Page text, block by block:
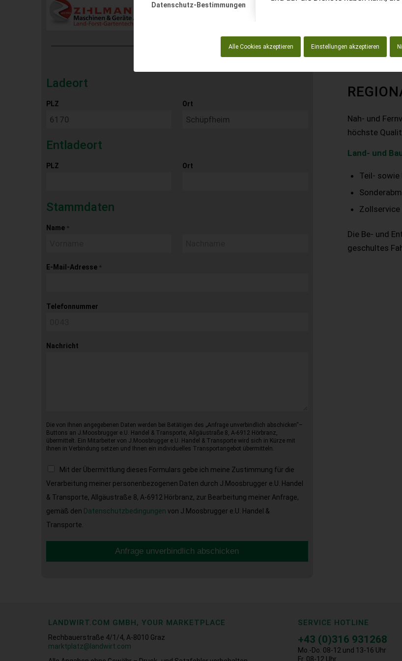
Datenschutz-Bestimmungen
Alle Cookies akzeptieren Einstellungen akzeptieren
Ladeort
PLZ Ort
Entladeort
PLZ Ort
Stammdaten
Name *
E-Mail-Adresse *
Telefonnummer
Nachricht
Die von Ihnen angegebenen Daten werden bei Betätigen des „Anfrage unverbindlich abschicken“–
Buttons an J.Moosbrugger e.U. Handel & Transporte, Allgäustraße 8, A-6912 Hörbranz,
übermittelt. Ein Mitarbeiter von J.Moosbrugger e.U. Handel & Transporte wird sich in Kürze mit
Ihnen in Verbindung setzen und Ihnen ein individuelles Transportangebot übermitteln.
Mit der Übermittlung dieses Formulars gebe ich meine Zustimmung für die
Verarbeitung meiner personenbezogenen Daten durch J.Moosbrugger e.U. Handel
& Transporte, Allgäustraße 8, A-6912 Hörbranz, zur Bearbeitung meiner Anfrage,
gemäß den Datenschutzbedingungen von J.Moosbrugger e.U. Handel &
Transporte.
Anfrage unverbindlich abschicken
Nah- und
höchste
Land- und
Teil-
Zollservice
Die Be- und
geschultes
LANDWIRT.COM GMBH, YOUR MARKETPLACE
Rechbauerstraße 4/1/4, A-8010 Graz
marktplatz@landwirt.com
SERVICE HOTLINE
+43 (0)316 931268
Mo.-Do. 08-12 und 13-16 Uhr
Fr. 08-12 Uhr